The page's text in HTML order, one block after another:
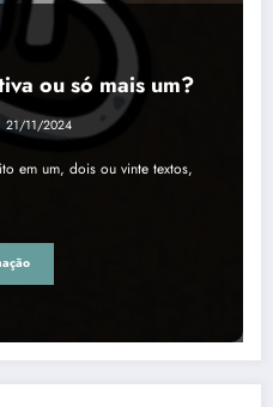
ou só mais um?
21/11/2024
em um, dois ou vinte textos,